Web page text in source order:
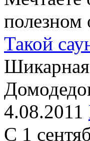
полезном
Такой
Шикарная
4.08.2011
С 1